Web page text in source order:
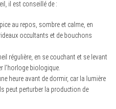
il est conseillé de :
au repos, sombre et calme, en
occultants et de bouchons
régulière, en se couchant et se levant
l’horloge biologique.
heure avant de dormir, car la lumière
peut perturber la production de